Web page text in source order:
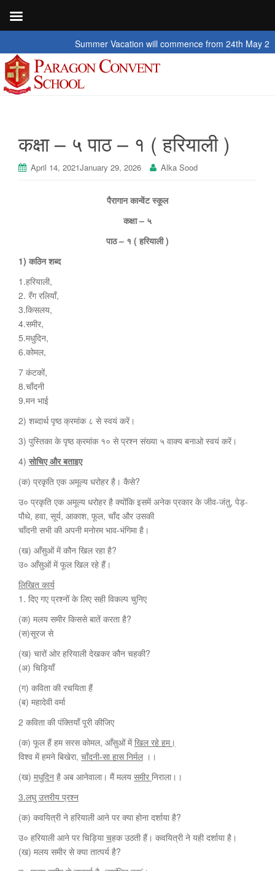
Summer Vacation will commence from 24th May 2026 to
कक्षा – ५ पाठ – १ ( हरियाली )
April 14, 2021January 29, 2026 Alka Sood
पैरागान कान्वेंट स्कूल
कक्षा – ५
पाठ – १ ( हरियाली )
1) कठिन शब्द
1.हरियाली,
2. रँग रलियाँ,
3.किसलय,
4.समीर,
5.मधुदिन,
6.कोमल,
7 कंटकों,
8.चाँदनी
9.मन भाई
2) शब्दार्थ पृष्ठ क्रमांक ८ से स्वयं करें।
3) पुस्तिका के पृष्ठ क्रमांक १० से प्रश्न संख्या ५ वाक्य बनाओ स्वयं करें।
4) सोचिए और बताइए
(क) प्रकृति एक अमूल्य धरोहर है। कैसे?
उ० प्रकृति एक अमूल्य धरोहर है क्योंकि इसमें अनेक प्रकार के जीव-जंतु, पेड़-
पौथे, हवा, सूर्य, आकाश, फूल, चाँद और उसकी
चाँदनी सभी की अपनी मनोरम भाव-भंगिमा है।
(ख) आँसुओं में कौन खिल रहा है?
उ० आँसुओं में फूल खिल रहे हैं।
लिखित कार्य
1. दिए गए प्रश्नों के लिए सही विकल्प चुनिए
(क) मलय समीर किससे बातें करता है?
(स)सूरज से
(ख) चारों ओर हरियाली देखकर कौन चहकी?
(अ) चिड़ियाँ
(ग) कविता की रचयिता हैं
(ब) महादेवी वर्मा
2 कविता की पंक्तियाँ पूरी कीजिए
(क) फूल हैं हम सरस कोमल, आँसुओं मेंखिल रहे हम।
विश्व में हमने बिखेरा, चाँदनी-सा हास निर्मल।।
(ख) मधुदिन है अब आनेवाला। मैं मलय समीर निराला।।
3.लघु उत्तरीय प्रश्न
(क) कवयित्री ने हरियाली आने पर क्या होना दर्शाया है?
उ० हरियाली आने पर चिड़ियाचहक उठती हैं। कवयित्री ने यही दर्शाया है।
(ख) मलय समीर से क्या तात्पर्य है?